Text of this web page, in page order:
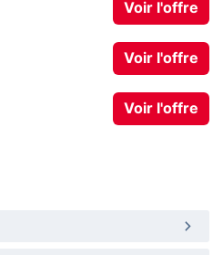
Voir l'offre
Voir l'offre
Voir l'offre